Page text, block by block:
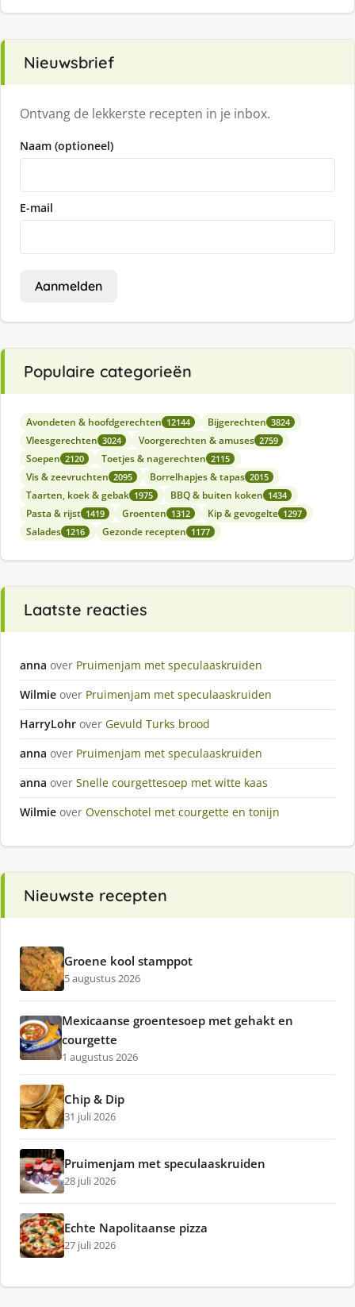
Nieuwsbrief
Ontvang de lekkerste recepten in je inbox.
Naam (optioneel)
E-mail
Aanmelden
Populaire categorieën
Avondeten & hoofdgerechten 12144 Bijgerechten 3824
Vleesgerechten 3024 Voorgerechten & amuses 2759
Soepen 2120 Toetjes & nagerechten 2115
Vis & zeevruchten 2095 Borrelhapjes & tapas 2015
Taarten, koek & gebak 1975 BBQ & buiten koken 1434
Pasta & rijst 1419 Groenten 1312 Kip & gevogelte 1297
Salades 1216 Gezonde recepten 1177
Laatste reacties
anna over Pruimenjam met speculaaskruiden
Wilmie over Pruimenjam met speculaaskruiden
HarryLohr over Gevuld Turks brood
anna over Pruimenjam met speculaaskruiden
anna over Snelle courgettesoep met witte kaas
Wilmie over Ovenschotel met courgette en tonijn
Nieuwste recepten
Groene kool stamppot
5 augustus 2026
Mexicaanse groentesoep met gehakt en
courgette
1 augustus 2026
Chip & Dip
31 juli 2026
Pruimenjam met speculaaskruiden
28 juli 2026
Echte Napolitaanse pizza
27 juli 2026